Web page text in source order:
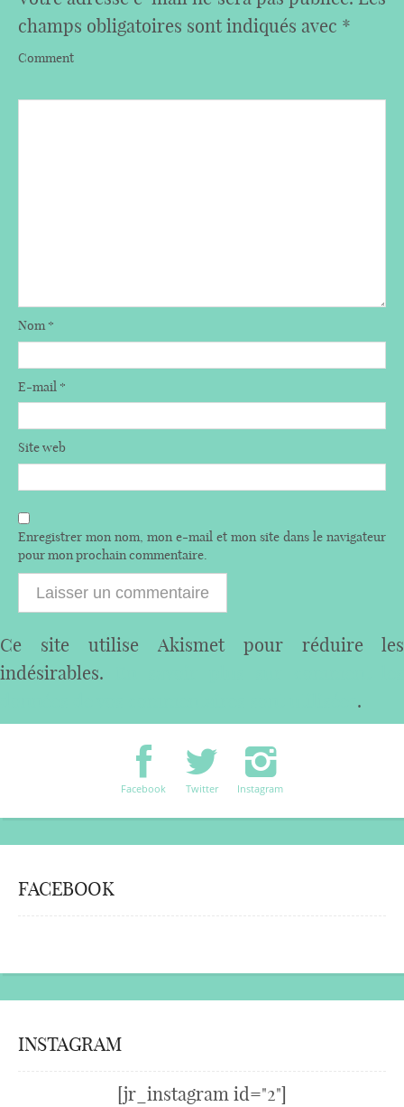
champs obligatoires sont indiqués avec *
Comment
Nom*
E-mail *
Site web
Enregistrer mon nom, mon e-mail et mon site dans le navigateur
pour mon prochain commentaire.
Ce site utilise Akismet pour réduire les
indésirables.
.
Facebook Twitter Instagram
FACEBOOK
INSTAGRAM
[jr_instagram id="2"]